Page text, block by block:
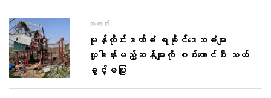
သတင်း
မုန်တိုင်းဒဏ်ခံ ရခိုင်ဒေသခံများ
လှူဒါန်းမည့်ဆန်များကို စစ်ကောင်စီ သယ်
ခွင့်မပြု